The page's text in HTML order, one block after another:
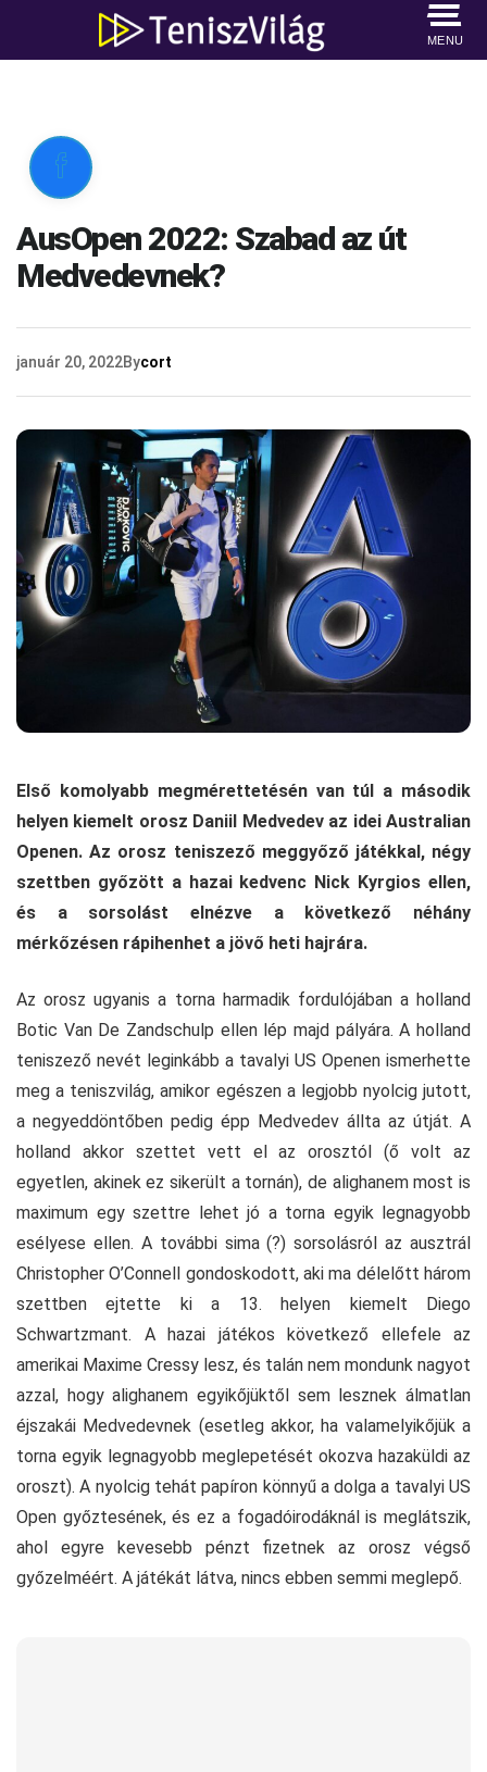
MENU

AusOpen 2022: Szabad az út
Medvedevnek?
január 20, 2022Bycort
Első komolyabb megmérettetésén van túl a második
helyen kiemelt orosz Daniil Medvedev az idei Australian
Openen. Az orosz teniszező meggyőző játékkal, négy
szettben győzött a hazai kedvenc Nick Kyrgios ellen,
és a sorsolást elnézve a következő néhány
mérkőzésen rápihenhet a jövő heti hajrára.
Az orosz ugyanis a torna harmadik fordulójában a holland
Botic Van De Zandschulp ellen lép majd pályára. A holland
teniszező nevét leginkább a tavalyi US Openen ismerhette
meg a teniszvilág, amikor egészen a legjobb nyolcig jutott,
a negyeddöntőben pedig épp Medvedev állta az útját. A
holland akkor szettet vett el az orosztól (ő volt az
egyetlen, akinek ez sikerült a tornán), de alighanem most is
maximum egy szettre lehet jó a torna egyik legnagyobb
esélyese ellen. A további sima (?) sorsolásról az ausztrál
Christopher O’Connell gondoskodott, aki ma délelőtt három
szettben ejtette ki a 13. helyen kiemelt Diego
Schwartzmant. A hazai játékos következő ellefele az
amerikai Maxime Cressy lesz, és talán nem mondunk nagyot
azzal, hogy alighanem egyikőjüktől sem lesznek álmatlan
éjszakái Medvedevnek (esetleg akkor, ha valamelyikőjük a
torna egyik legnagyobb meglepetését okozva hazaküldi az
oroszt). A nyolcig tehát papíron könnyű a dolga a tavalyi US
Open győztesének, és ez a fogadóirodáknál is meglátszik,
ahol egyre kevesebb pénzt fizetnek az orosz végső
győzelméért. A játékát látva, nincs ebben semmi meglepő.